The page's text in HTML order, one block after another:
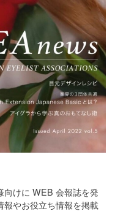
向けに WEB 会報誌を発
やお役立ち情報を掲載